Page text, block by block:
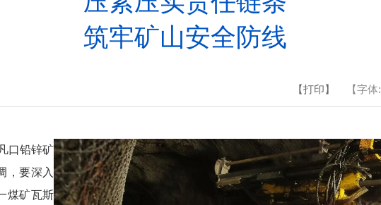
筑牢矿山安全防线
【打印】 【字体:
口铅锌矿
，要深入
煤矿瓦斯